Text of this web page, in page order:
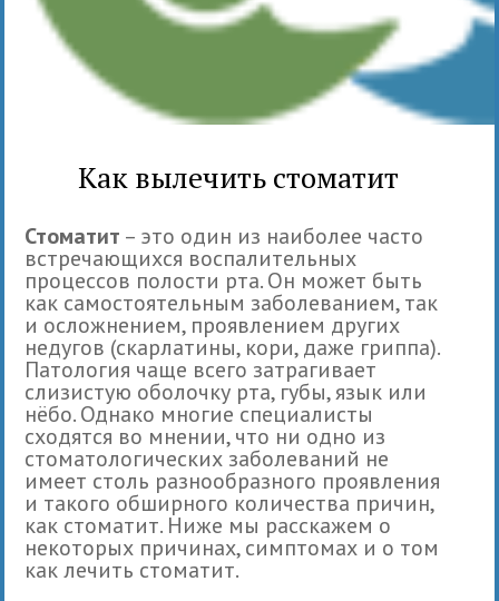
Как вылечить стоматит
Стоматит – это один из наиболее часто
встречающихся воспалительных
процессов полости рта. Он может быть
как самостоятельным заболеванием, так
и осложнением, проявлением других
недугов (скарлатины, кори, даже гриппа).
Патология чаще всего затрагивает
слизистую оболочку рта, губы, язык или
нёбо. Однако многие специалисты
сходятся во мнении, что ни одно из
стоматологических заболеваний не
имеет столь разнообразного проявления
и такого обширного количества причин,
как стоматит. Ниже мы расскажем о
некоторых причинах, симптомах и о том
как лечить стоматит.